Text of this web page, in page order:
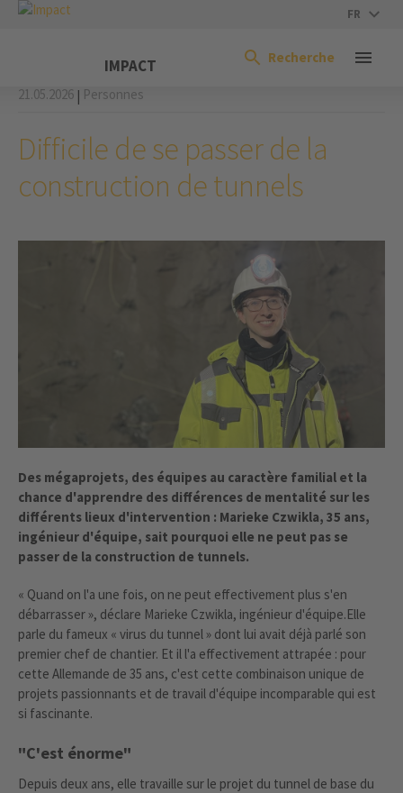
FR
IMPACT Recherche
21.05.2026 | Personnes
Difficile de se passer de la
construction de tunnels
Des mégaprojets, des équipes au caractère familial et la
chance d'apprendre des différences de mentalité sur les
différents lieux d'intervention : Marieke Czwikla, 35 ans,
ingénieur d'équipe, sait pourquoi elle ne peut pas se
passer de la construction de tunnels.
« Quand on l'a une fois, on ne peut effectivement plus s'en
débarrasser », déclare Marieke Czwikla, ingénieur d'équipe.Elle
parle du fameux « virus du tunnel » dont lui avait déjà parlé son
premier chef de chantier. Et il l'a effectivement attrapée : pour
cette Allemande de 35 ans, c'est cette combinaison unique de
projets passionnants et de travail d'équipe incomparable qui est
si fascinante.
"C'est énorme"
Depuis deux ans, elle travaille sur le projet du tunnel de base du